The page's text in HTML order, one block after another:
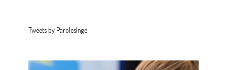
Tweets by ParolesInge